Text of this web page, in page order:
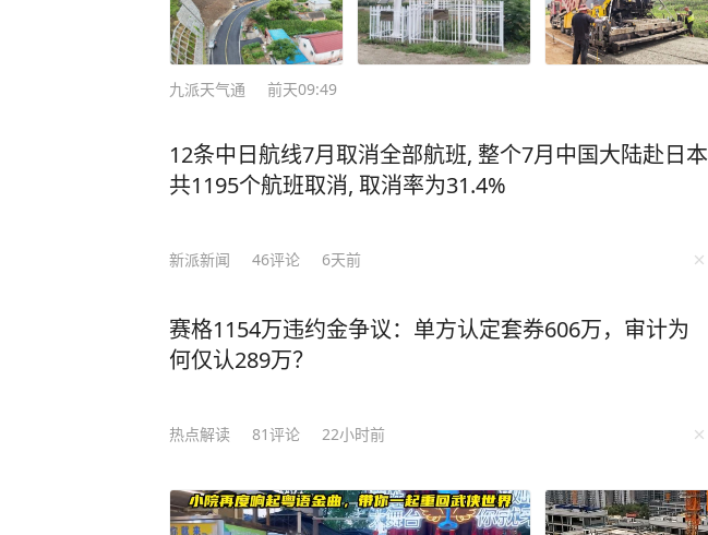
九派天气通 前天09:49
12条中日航线7月取消全部航班, 整个7月中国大陆赴日本
共1195个航班取消, 取消率为31.4%
新派新闻 46评论 6天前
赛格1154万违约金争议：单方认定套券606万，审计为
何仅认289万？
热点解读 81评论 22小时前